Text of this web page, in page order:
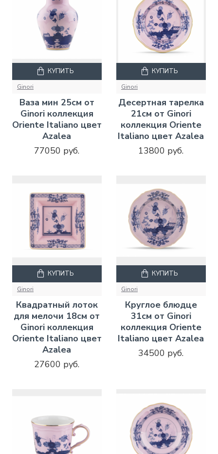
Ginori
Ваза мин 25см от
Ginori коллекция
Oriente Italiano цвет
Azalea
77050 руб.
КУПИТЬ
Ginori
Десертная тарелка
21см от Ginori
коллекция Oriente
Italiano цвет Azalea
13800 руб.
КУПИТЬ
Ginori
Квадратный лоток
для мелочи 18см от
Ginori коллекция
Oriente Italiano цвет
Azalea
27600 руб.
КУПИТЬ
Ginori
Круглое блюдце
31см от Ginori
коллекция Oriente
Italiano цвет Azalea
34500 руб.
КУПИТЬ